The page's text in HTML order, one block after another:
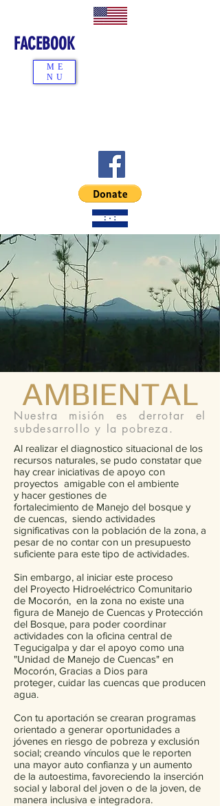
FACEBOOK
ME
NU
AMBIENTAL
Nuestra misión es derrotar el
subdesarrollo y la pobreza.
Al realizar el diagnostico situacional de los
recursos naturales, se pudo constatar que
hay crear iniciativas de apoyo con
proyectos amigable con el ambiente
y hacer gestiones de
fortalecimiento de Manejo del bosque y
de cuencas, siendo actividades
significativas con la población de la zona, a
pesar de no contar con un presupuesto
suficiente para este tipo de actividades.
Sin embargo, al iniciar este proceso
del Proyecto Hidroeléctrico Comunitario
de Mocorón, en la zona no existe una
figura de Manejo de Cuencas y Protección
del Bosque, para poder coordinar
actividades con la oficina central de
Tegucigalpa y dar el apoyo como una
"Unidad de Manejo de Cuencas" en
Mocorón, Gracias a Dios para
proteger, cuidar las cuencas que producen
agua.
Con tu aportación se crearan programas
orientado a generar oportunidades a
jóvenes en riesgo de pobreza y exclusión
social; creando vínculos que le reporten
una mayor auto confianza y un aumento
de la autoestima, favoreciendo la inserción
social y laboral del joven o de la joven, de
manera inclusiva e integradora.